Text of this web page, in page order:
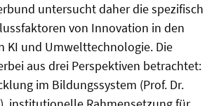
untersucht daher die spezifisch
von Innovation in den
KI und Umwelttechnologie. Die
aus drei Perspektiven betrachtet:
im Bildungssystem (Prof. Dr.